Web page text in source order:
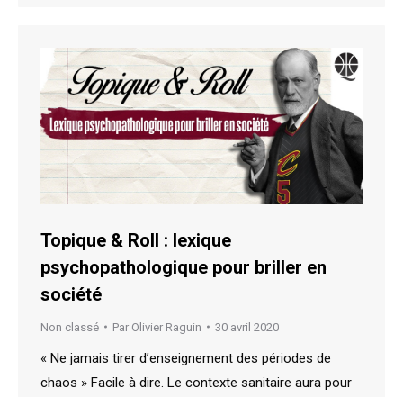
Topique & Roll : lexique
psychopathologique pour briller en
société
Non classé Par Olivier Raguin 30 avril 2020
« Ne jamais tirer d’enseignement des périodes de
chaos » Facile à dire. Le contexte sanitaire aura pour